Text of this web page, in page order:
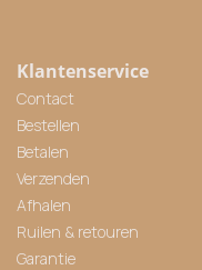
Klantenservice
Contact
Bestellen
Betalen
Verzenden
Afhalen
Ruilen & retouren
Garantie